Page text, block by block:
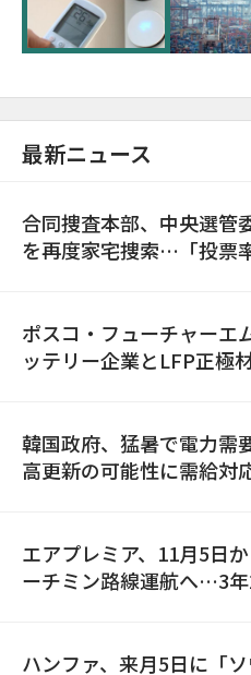
最新ニュース
合同捜査本部、中央選管
を再度家宅捜索…「投票
ポスコ・フューチャーエ
ッテリー企業とLFP正極
韓国政府、猛暑で電力需
高更新の可能性に需給対
エアプレミア、11月5日
ーチミン路線運航へ…3
ハンファ、来月5日に「